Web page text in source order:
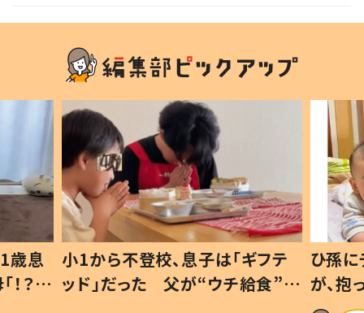
歳息
？」
小1から不登校、息子は「ギフテ
ッド」だった 父が“ウチ給食”を
作り続ける理由とは #令和の親
ひ孫
が、
「涙が